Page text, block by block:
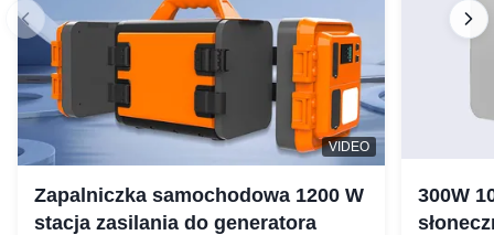
VIDEO
Zapalniczka samochodowa 1200 W
stacja zasilania do generatora
300W